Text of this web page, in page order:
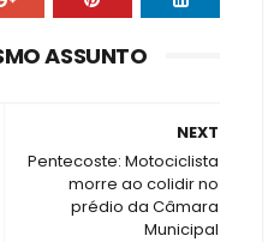
ASSUNTO
NEXT
Pentecoste: Motociclista
morre ao colidir no
prédio da Câmara
Municipal